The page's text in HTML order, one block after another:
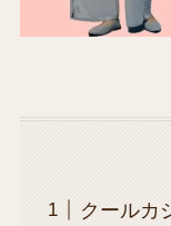
クールカ